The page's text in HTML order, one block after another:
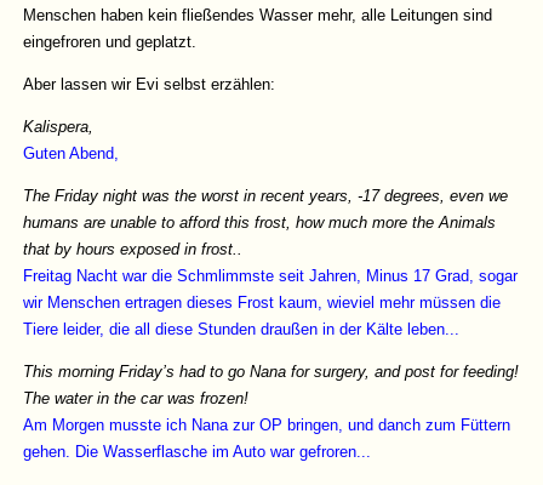
Menschen haben kein fließendes Wasser mehr, alle Leitungen sind
eingefroren und geplatzt.
Aber lassen wir Evi selbst erzählen:
Kalispera,
Guten Abend,
The Friday night was the worst in recent years, -17 degrees, even we
humans are unable to afford this frost, how much more the Animals
that by hours exposed in frost..
Freitag Nacht war die Schmlimmste seit Jahren, Minus 17 Grad, sogar
wir Menschen ertragen dieses Frost kaum, wieviel mehr müssen die
Tiere leider, die all diese Stunden draußen in der Kälte leben...
This morning Friday’s had to go Nana for surgery, and post for feeding!
The water in the car was frozen!
Am Morgen musste ich Nana zur OP bringen, und danch zum Füttern
gehen. Die Wasserflasche im Auto war gefroren...